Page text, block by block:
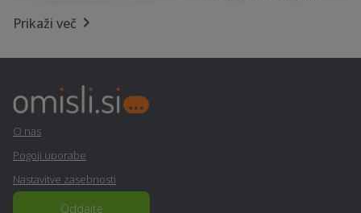
Ograje - Grad
Izterjava dolga - Grad
Grad
Prikaži več
O nas
Pogoji uporabe
Nastavitve zasebnosti
Oddajte